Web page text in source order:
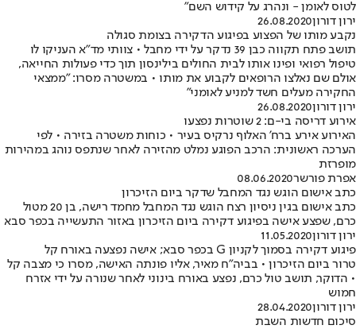
לטוס לאומן - ונהרג על קידוש השם"
ירון דורון26.08.2020
נקבע מותו של הפצוע בפיגוע הדקירה בצומת סגולה
תושב פתח תקווה כבן 39 נדקר על ידי מחבל • צוותי מד"א העניקו לו
טיפול רפואי ופינו אותו לבית החולים בילינסון תוך כדי פעולות החייאה,
אולם שם נאלצו הרופאים לקבוע את מותו • במשטרה מסרו: "ממצאי
החקירה מעלים חשד למניע לאומני"
ירון דורון26.08.2020
אירוע דריסה בי-ם: 2 שוטרות נפצעו
האירוע אירע ברח' האלוף נרקיס בעיר • כוחות משטרה בזירה • לפי
הערכה ראשונית: הרכב הפוגע נמלט מהזירה לאחר שנתפס נוהג במהירות
מופרזת
אפרת פורשר08.06.2020
כתב אישום הוגש נגד המחבל שדקר ביום הזיכרון
כתב אישום בגין ניסיון רצח הוגש נגד המחבל מחמד רישה, בן 20 מטול
כרם, שפצע אישה בפיגוע דקירה ביום הזיכרון באזור התעשייה בכפר סבא
ירון דורון11.05.2020
פיגוע דקירה בסמוך לקניון G בכפר סבא; אישה נפצעה באורח קל
טרור ביום הזיכרון • בביה"ח מאיר, אליו פונתה האישה, מסרו כי מצבה קל
• הדוקר, תושב טול כרם, נפצע באורח בינוני לאחר שנורה על ידי אזרח
חמוש
ירון דורון28.04.2020
סיכום חדשות השבת